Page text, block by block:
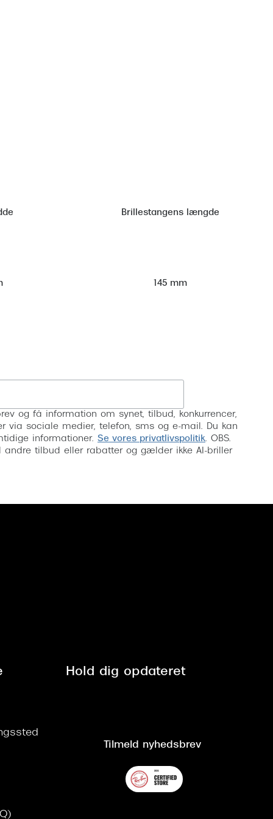
Brillestangens længde
145 mm
og få information om synet, tilbud, konkurrencer,
via sociale medier, telefon, sms og e-mail. Du kan
informationer. Se vores privatlivspolitik. OBS.
andre tilbud eller rabatter og gælder ikke AI-briller
Hold dig opdateret
Tilmeld nyhedsbrev